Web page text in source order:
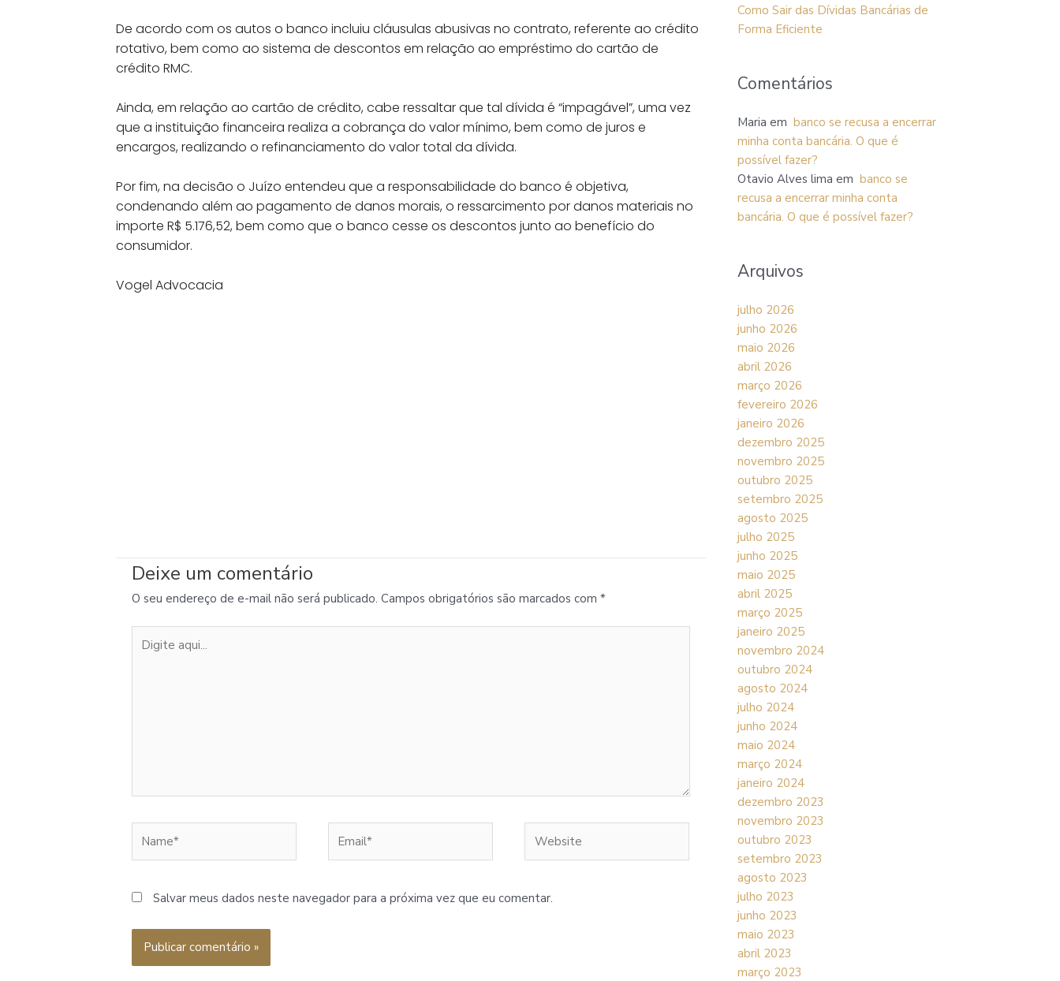
De acordo com os autos o banco incluiu cláusulas abusivas no contrato, referente ao crédito
rotativo, bem como ao sistema de descontos em relação ao empréstimo do cartão de
crédito RMC.
Ainda, em relação ao cartão de crédito, cabe ressaltar que tal dívida é “impagável”, uma vez
que a instituição financeira realiza a cobrança do valor mínimo, bem como de juros e
encargos, realizando o refinanciamento do valor total da dívida.
Por fim, na decisão o Juízo entendeu que a responsabilidade do banco é objetiva,
condenando além ao pagamento de danos morais, o ressarcimento por danos materiais no
importe R$ 5.176,52, bem como que o banco cesse os descontos junto ao benefício do
consumidor.
Vogel Advocacia
Deixe um comentário
O seu endereço de e-mail não será publicado. Campos obrigatórios são marcados com *
aqui...
Salvar meus dados neste navegador para a próxima vez que eu comentar.
Como Sair das Dívidas Bancárias de
Forma Eficiente
Comentários
Maria em banco se recusa a encerrar
minha conta bancária. O que é
possível fazer?
Otavio Alves lima em banco se
recusa a encerrar minha conta
bancária. O que é possível fazer?
Arquivos
julho 2026
junho 2026
maio 2026
abril 2026
março 2026
fevereiro 2026
janeiro 2026
dezembro 2025
novembro 2025
outubro 2025
setembro 2025
agosto 2025
julho 2025
junho 2025
maio 2025
abril 2025
março 2025
janeiro 2025
novembro 2024
outubro 2024
agosto 2024
julho 2024
junho 2024
maio 2024
março 2024
janeiro 2024
dezembro 2023
novembro 2023
outubro 2023
setembro 2023
agosto 2023
julho 2023
junho 2023
maio 2023
abril 2023
março 2023